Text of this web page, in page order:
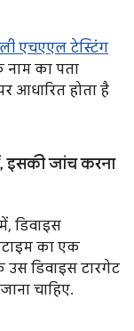
एचएएल टेस्टिंग
का पता
आधारित होता है
,इसकी जांच करना
डिवाइस
का एक
डिवाइस टारगेट
चाहिए.